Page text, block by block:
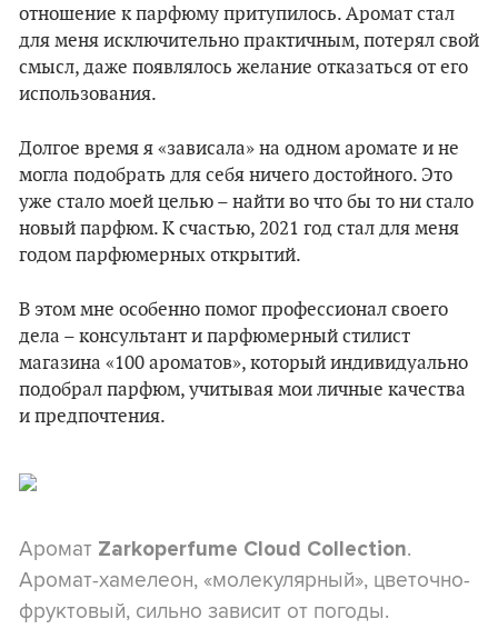
отношение к парфюму притупилось. Аромат стал
для меня исключительно практичным, потерял свой
смысл, даже появлялось желание отказаться от его
использования.
Долгое время я «зависала» на одном аромате и не
могла подобрать для себя ничего достойного. Это
уже стало моей целью – найти во что бы то ни стало
новый парфюм. К счастью, 2021 год стал для меня
годом парфюмерных открытий.
В этом мне особенно помог профессионал своего
дела – консультант и парфюмерный стилист
магазина «100 ароматов», который индивидуально
подобрал парфюм, учитывая мои личные качества
и предпочтения.
Аромат Zarkoperfume Cloud Collection.
Аромат-хамелеон, «молекулярный», цветочно-
фруктовый, сильно зависит от погоды.